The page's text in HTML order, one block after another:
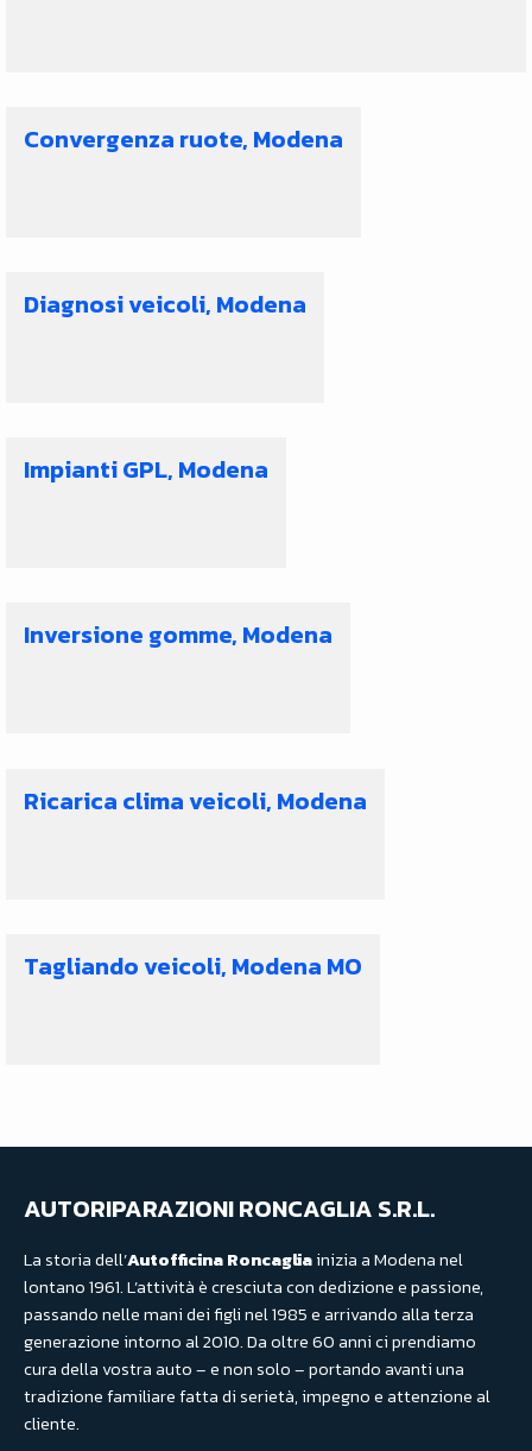
Convergenza ruote, Modena
Diagnosi veicoli, Modena
Impianti GPL, Modena
Inversione gomme, Modena
Ricarica clima veicoli, Modena
Tagliando veicoli, Modena MO
AUTORIPARAZIONI RONCAGLIA S.R.L.
La storia dell’Autofficina Roncagliainizia a Modena nel
lontano 1961. L’attività è cresciuta con dedizione e passione,
passando nelle mani dei figli nel 1985 e arrivando alla terza
generazione intorno al 2010. Da oltre 60 anni ci prendiamo
cura della vostra auto – e non solo – portando avanti una
tradizione familiare fatta di serietà, impegno e attenzione al
cliente.